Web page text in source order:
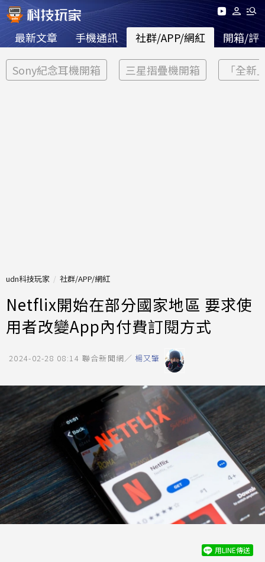
最新文章 手機通訊 社群/APP/網紅 開箱/評
Sony紀念耳機開箱 三星摺疊機開箱 「全新
udn科技玩家 社群/APP/網紅
Netflix開始在部分國家地區 要求使
用者改變App內付費訂閱方式
2024-02-28 08:14 聯合新聞網／ 楊又肇
用LINE傳送